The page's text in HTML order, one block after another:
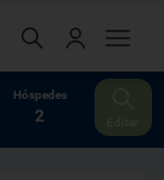
Hóspedes
2